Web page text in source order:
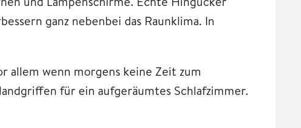
ganz nebenbei das Raunklima. In
allem wenn morgens keine Zeit zum
für ein aufgeräumtes Schlafzimmer.